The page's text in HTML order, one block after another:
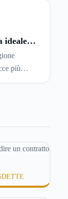
ideale
più
caldi,